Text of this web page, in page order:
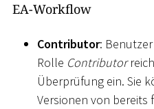
EA-Workflow
Contributor:
Rolle Contributor
Überprüfung ein. Sie
Versionen von bereits